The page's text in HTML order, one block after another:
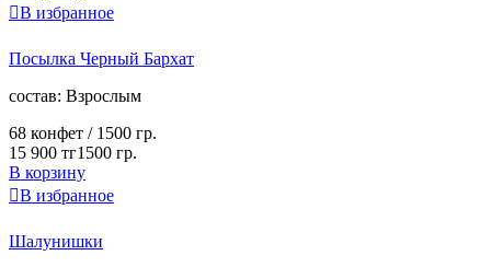
В избранное
Посылка Черный Бархат
cостав: Взрослым
68 конфет / 1500 гр.
15 900 тг1500 гр.
В корзину
В избранное
Шалунишки